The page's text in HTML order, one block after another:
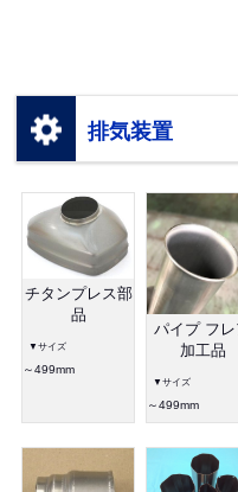
排気装置
チタンプレス部
品
▼サイズ
～499mm
パイプ フレ
加工品
▼サイズ
～499mm